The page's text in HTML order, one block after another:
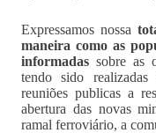
Expressamos nossa
maneira como as
informadas sobre as
tendo sido
reuniões publicas a
abertura das novas
ramal ferroviário, a